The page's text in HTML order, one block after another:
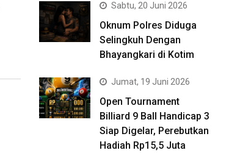
Sabtu, 20 Juni 2026
Oknum Polres Diduga
Selingkuh Dengan
Bhayangkari di Kotim
Jumat, 19 Juni 2026
Open Tournament
Billiard 9 Ball Handicap 3
Siap Digelar, Perebutkan
Hadiah Rp15,5 Juta